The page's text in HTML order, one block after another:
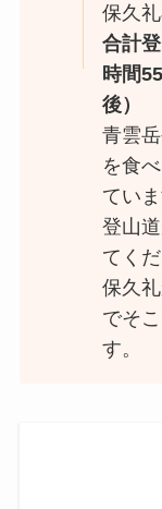
保久
合計
時間
後）
青雲
を食
ていま
登山
てくだ
保久
でそ
す。